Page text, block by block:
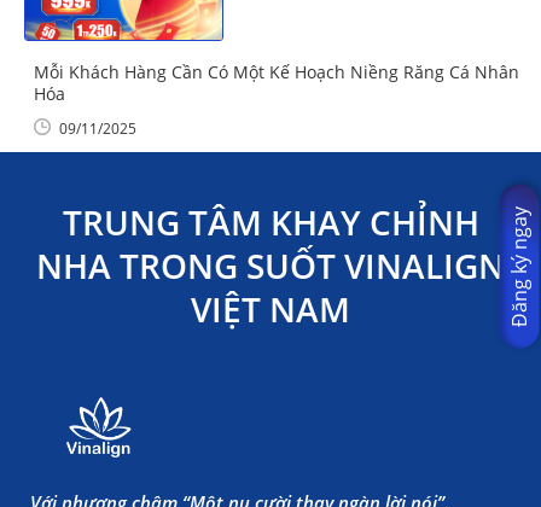
Mỗi Khách Hàng Cần Có Một Kế Hoạch Niềng Răng Cá Nhân
Hóa
09/11/2025
TRUNG TÂM KHAY CHỈNH
NHA TRONG SUỐT VINALIGN
VIỆT NAM
Với phương châm “Một nụ cười thay ngàn lời nói”,
Đăng ký ngay